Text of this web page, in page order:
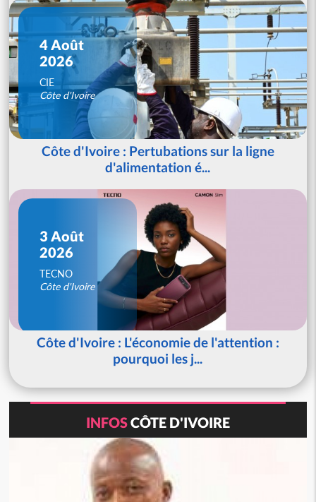
4 Août
2026
CIE
Côte d'Ivoire
Côte d'Ivoire : Pertubations sur la ligne
d'alimentation é...
3 Août
2026
TECNO
Côte d'Ivoire
Côte d'Ivoire : L'économie de l'attention :
pourquoi les j...
INFOSCÔTE D'IVOIRE